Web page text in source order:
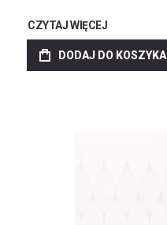
CZYTAJ WIĘCEJ
DODAJ DO KOSZYKA